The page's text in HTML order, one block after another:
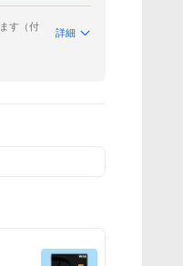
す（付
詳細